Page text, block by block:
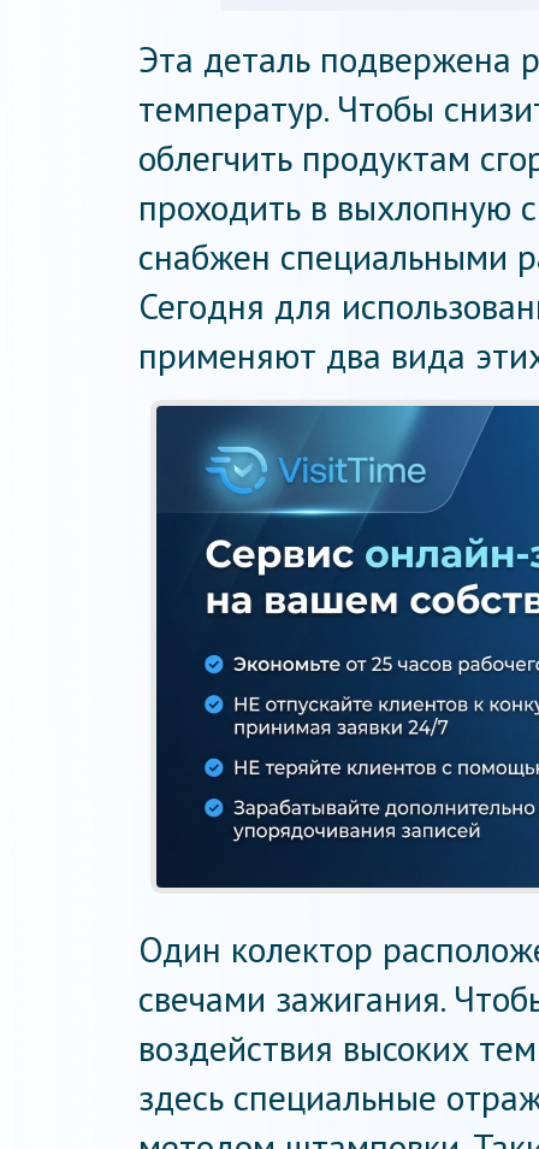
Эта деталь подвержена
температур. Чтобы
облегчить продуктам
проходить в выхлопную
снабжен специальными
Сегодня для
применяют два вида
Один колектор
свечами зажигания.
воздействия высоких
здесь специальные